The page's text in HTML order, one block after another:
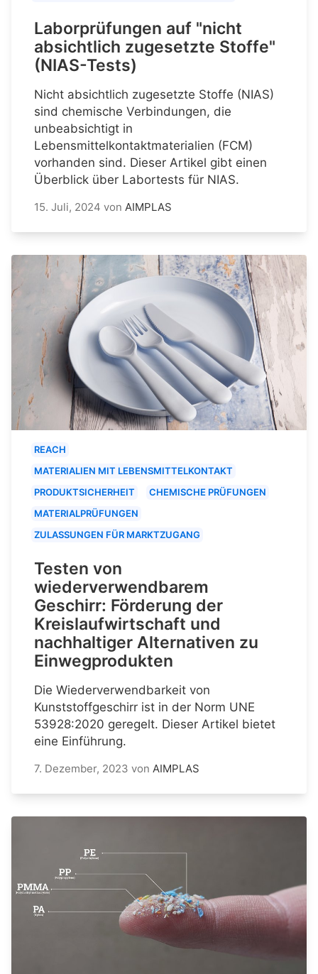
Laborprüfungen auf "nicht
absichtlich zugesetzte Stoffe"
(NIAS-Tests)
Nicht absichtlich zugesetzte Stoffe (NIAS)
sind chemische Verbindungen, die
unbeabsichtigt in
Lebensmittelkontaktmaterialien (FCM)
vorhanden sind. Dieser Artikel gibt einen
Überblick über Labortests für NIAS.
15. Juli, 2024 von AIMPLAS
REACH
MATERIALIEN MIT LEBENSMITTELKONTAKT
PRODUKTSICHERHEIT
CHEMISCHE PRÜFUNGEN
MATERIALPRÜFUNGEN
ZULASSUNGEN FÜR MARKTZUGANG
Testen von
wiederverwendbarem
Geschirr: Förderung der
Kreislaufwirtschaft und
nachhaltiger Alternativen zu
Einwegprodukten
Die Wiederverwendbarkeit von
Kunststoffgeschirr ist in der Norm UNE
53928:2020 geregelt. Dieser Artikel bietet
eine Einführung.
7. Dezember, 2023 von AIMPLAS